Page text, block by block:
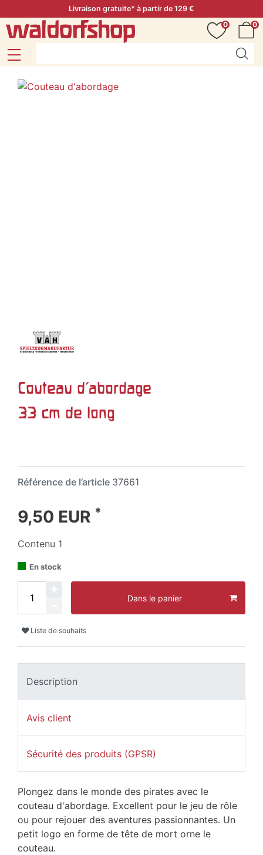
Livraison gratuite* à partir de 129 €
0
0
Couteau d'abordage
33 cm de long
Référence de l’article 37661
9,50 EUR *
Contenu 1
En stock
Dans le panier
Liste de souhaits
Description
Avis client
Sécurité des produits (GPSR)
Plongez dans le monde des pirates avec le
couteau d'abordage. Excellent pour le jeu de rôle
ou pour rejouer des aventures passionnantes. Un
petit logo en forme de tête de mort orne le
couteau.